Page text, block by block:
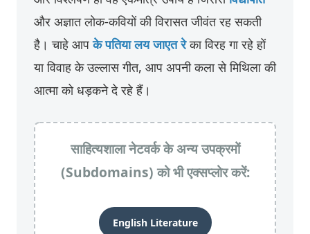
और अज्ञात लोक-कवियों की विरासत जीवंत रह सकती
है। चाहे आपके पतिया लय जाएत रेका विरह गा रहे हों
या विवाह के उल्लास गीत, आप अपनी कला से मिथिला की
आत्मा को धड़कने दे रहे हैं।
साहित्यशाला नेटवर्क के अन्य उपक्रमों
(Subdomains) को भी एक्सप्लोर करें:
English Literature